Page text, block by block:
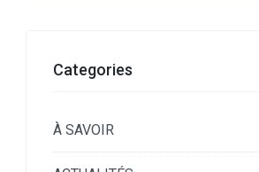
Categories
À SAVOIR